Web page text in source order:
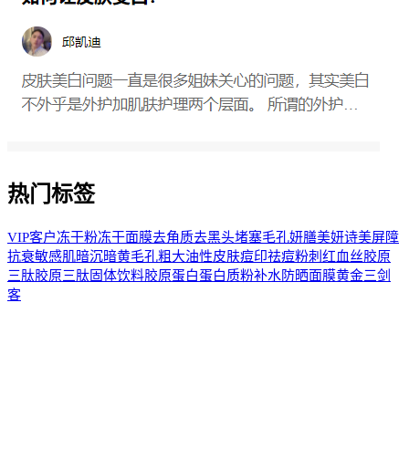
热门标签
VIP客户冻干粉冻干面膜去角质去黑头堵塞毛孔妍膳美妍诗美屏障
抗衰敏感肌暗沉暗黄毛孔粗大油性皮肤痘印祛痘粉刺 红血丝胶原
三肽胶原三肽固体饮料胶原蛋白蛋白质粉补水 防晒面膜黄金三剑
客